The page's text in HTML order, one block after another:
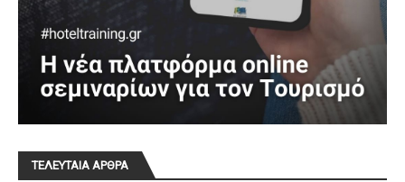
ΤΕΛΕΥΤΑΙΑ ΑΡΘΡΑ